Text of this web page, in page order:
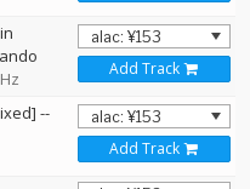
Add Track
--
Add Track